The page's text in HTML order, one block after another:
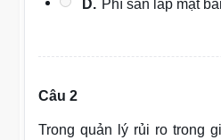
D. Phí san lấp mặt
Câu 2
Trong quản lý rủi ro trong